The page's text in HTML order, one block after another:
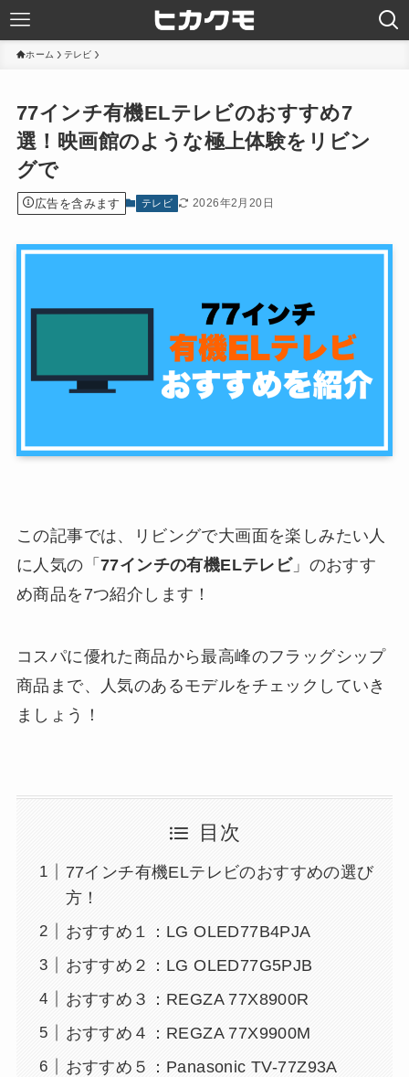
ホーム テレビ
77インチ有機ELテレビのおすすめ7
選！映画館のような極上体験をリビン
グで
広告を含みます テレビ 2026年2月20日
この記事では、リビングで大画面を楽しみたい人
に人気の「 77インチの有機ELテレビ」のおすす
め商品を7つ紹介します！
コスパに優れた商品から最高峰のフラッグシップ
商品まで、人気のあるモデルをチェックしていき
ましょう！
目次
77インチ有機ELテレビのおすすめの選び
方！
おすすめ１：LG OLED77B4PJA
おすすめ２：LG OLED77G5PJB
おすすめ３：REGZA 77X8900R
おすすめ４：REGZA 77X9900M
おすすめ５：Panasonic TV-77Z93A